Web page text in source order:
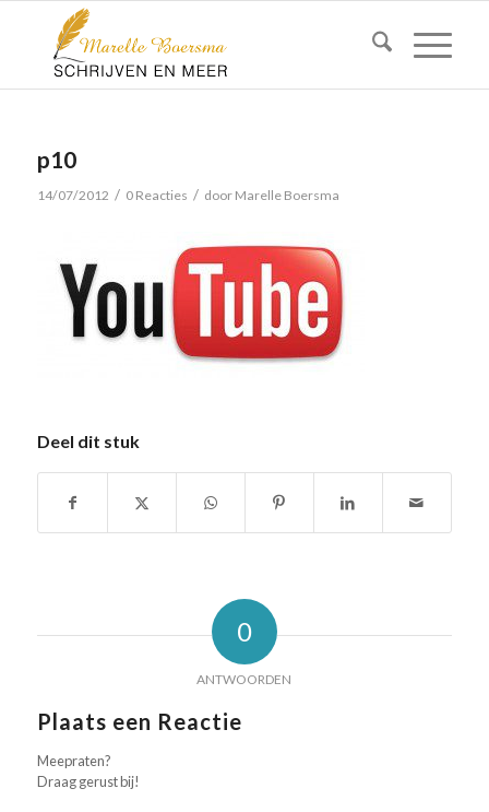
p10
14/07/2012 / 0 Reacties / door Marelle Boersma
Deel dit stuk
0
ANTWOORDEN
Plaats een Reactie
Meepraten?
Draag gerust bij!